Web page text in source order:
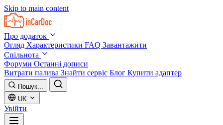
Skip to main content
Про додаток
Огляд Характеристики FAQ Завантажити
Спільнота
Форуми Останні дописи
Витрати палива Знайти сервіс Блог Купити адаптер
Пошук...
UK
Увійти